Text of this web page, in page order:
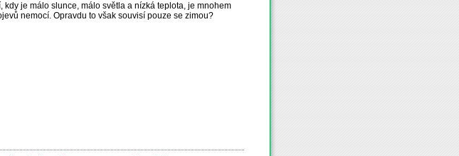
kdy je málo slunce, málo světla a nízká teplota, je mnohem
nemocí. Opravdu to však souvisí pouze se zimou?